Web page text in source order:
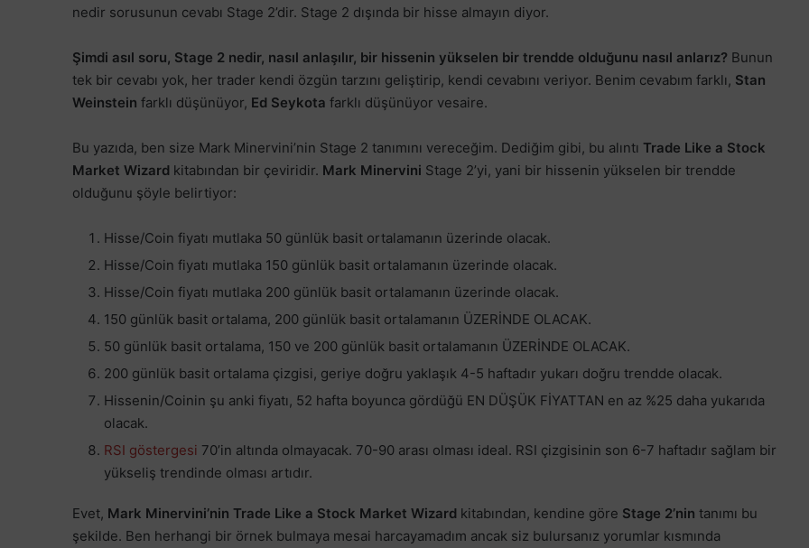
nedir sorusunun cevabı Stage 2’dir. Stage 2 dışında bir hisse almayın diyor.
Şimdi asıl soru, Stage 2 nedir, nasıl anlaşılır, bir hissenin yükselen bir trendde olduğunu nasıl anlarız? Bunun
tek bir cevabı yok, her trader kendi özgün tarzını geliştirip, kendi cevabını veriyor. Benim cevabım farklı, Stan
Weinstein farklı düşünüyor, Ed Seykota farklı düşünüyor vesaire.
Bu yazıda, ben size Mark Minervini’nin Stage 2 tanımını vereceğim. Dediğim gibi, bu alıntı Trade Like a Stock
Market Wizard kitabından bir çeviridir. Mark Minervini Stage 2’yi, yani bir hissenin yükselen bir trendde
olduğunu şöyle belirtiyor:
Hisse/Coin fiyatı mutlaka 50 günlük basit ortalamanın üzerinde olacak.
Hisse/Coin fiyatı mutlaka 150 günlük basit ortalamanın üzerinde olacak.
Hisse/Coin fiyatı mutlaka 200 günlük basit ortalamanın üzerinde olacak.
150 günlük basit ortalama, 200 günlük basit ortalamanın ÜZERİNDE OLACAK.
50 günlük basit ortalama, 150 ve 200 günlük basit ortalamanın ÜZERİNDE OLACAK.
200 günlük basit ortalama çizgisi, geriye doğru yaklaşık 4-5 haftadır yukarı doğru trendde olacak.
Hissenin/Coinin şu anki fiyatı, 52 hafta boyunca gördüğü EN DÜŞÜK FİYATTAN en az %25 daha yukarıda
olacak.
RSI göstergesi 70’in altında olmayacak. 70-90 arası olması ideal. RSI çizgisinin son 6-7 haftadır sağlam bir
yükseliş trendinde olması artıdır.
Evet, Mark Minervini’nin Trade Like a Stock Market Wizard kitabından, kendine göre Stage 2’nin tanımı bu
şekilde. Ben herhangi bir örnek bulmaya mesai harcayamadım ancak siz bulursanız yorumlar kısmında